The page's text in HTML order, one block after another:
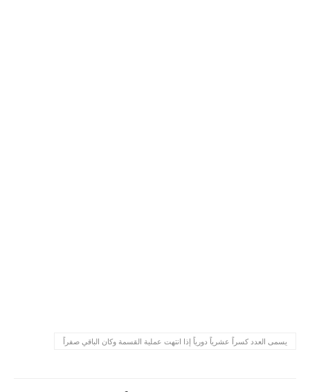
يسمى العدد كسراً عشرياً دورياً إذا انتهت عملية القسمة وكان الباقي صفراً